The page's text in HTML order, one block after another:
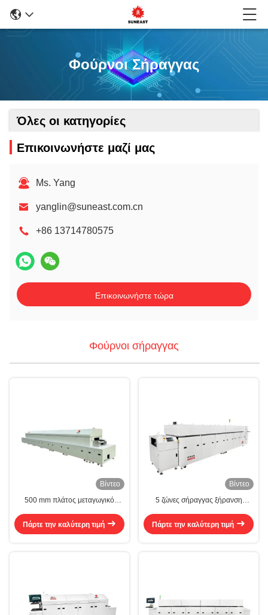
Φούρνοι Σήραγγας
Όλες οι κατηγορίες
Επικοινωνήστε μαζί μας
Ms. Yang
yanglin@suneast.com.cn
+86 13714780575
Επικοινωνήστε τώρα
Φούρνοι σήραγγας
Βίντεο
500 mm πλάτος μεταγωγικό
μεταγωγικού σήραγγας φούρνο
Πάρτε την καλύτερη τιμή
Βίντεο
5 ζώνες σήραγγας ξήρανση
PCB ξήρανση φούρνο πλατύ
πλάτους βαρύ φορτίο
Πάρτε την καλύτερη τιμή